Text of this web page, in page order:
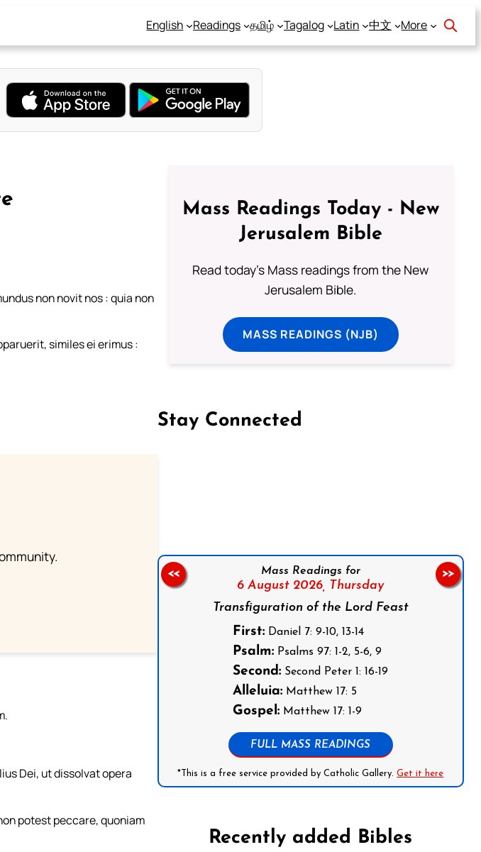
English Readings தமிழ் Tagalog Latin 中文 More
non novit nos : quia non
similes ei erimus :
Dei, ut dissolvat opera
potest peccare, quoniam
Mass Readings Today - New
Jerusalem Bible
Read today's Mass readings from the New
Jerusalem Bible.
MASS READINGS (NJB)
Stay Connected
Mass Readings for
6 August 2026, Thursday
Transfiguration of the Lord Feast
First: Daniel 7: 9-10, 13-14
Psalm: Psalms 97: 1-2, 5-6, 9
Second: Second Peter 1: 16-19
Alleluia: Matthew 17: 5
Gospel: Matthew 17: 1-9
FULL MASS READINGS
*This is a free service provided by Catholic Gallery.Get it here
<< >>
Recently added Bibles